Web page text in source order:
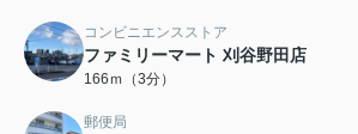
コンビニエンスストア
ファミリーマート 刈谷野田店
166ｍ（3分）
郵便局